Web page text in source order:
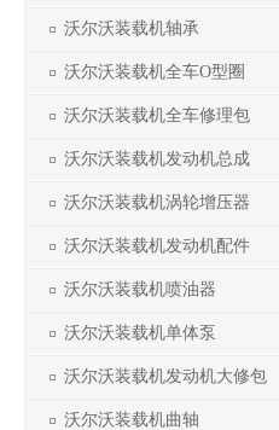
沃尔沃装载机轴承
沃尔沃装载机全车O型圈
沃尔沃装载机全车修理包
沃尔沃装载机发动机总成
沃尔沃装载机涡轮增压器
沃尔沃装载机发动机配件
沃尔沃装载机喷油器
沃尔沃装载机单体泵
沃尔沃装载机发动机大修包
沃尔沃装载机曲轴